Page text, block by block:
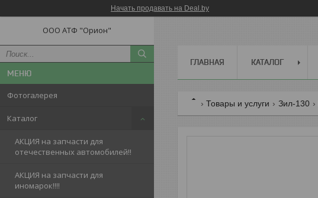
Начать продавать на Deal.by
ООО АТФ "Орион"
Фотогалерея
Каталог
АКЦИЯ на запчасти для
отечественных автомобилей!!
АКЦИЯ на запчасти для
иномарок!!!!
ГЛАВНАЯ КАТАЛОГ
Товары и услуги Зил-130